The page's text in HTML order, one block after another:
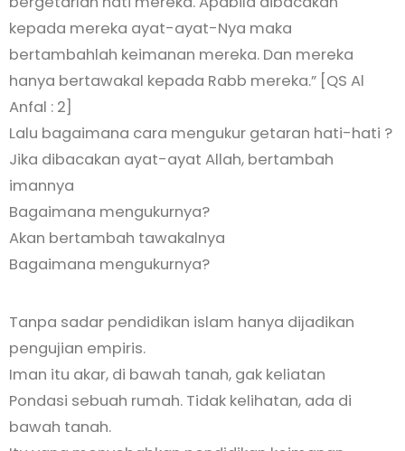
kepada mereka ayat-ayat-Nya maka
bertambahlah keimanan mereka. Dan mereka
hanya bertawakal kepada Rabb mereka.” [QS Al
Anfal : 2]
Lalu bagaimana cara mengukur getaran hati-hati ?
Jika dibacakan ayat-ayat Allah, bertambah
imannya
Bagaimana mengukurnya?
Akan bertambah tawakalnya
Bagaimana mengukurnya?
Tanpa sadar pendidikan islam hanya dijadikan
pengujian empiris.
Iman itu akar, di bawah tanah, gak keliatan
Pondasi sebuah rumah. Tidak kelihatan, ada di
bawah tanah.